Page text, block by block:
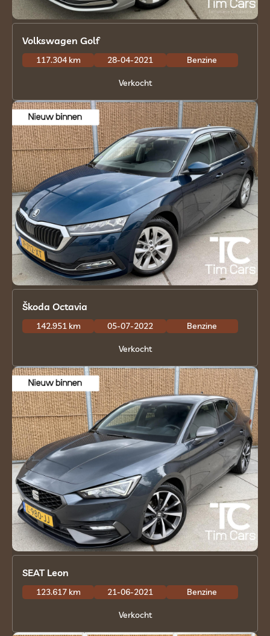
Volkswagen Golf
117.304 km 28-04-2021 Benzine
Verkocht
Škoda Octavia
142.951 km 05-07-2022 Benzine
Verkocht
SEAT Leon
123.617 km 21-06-2021 Benzine
Verkocht